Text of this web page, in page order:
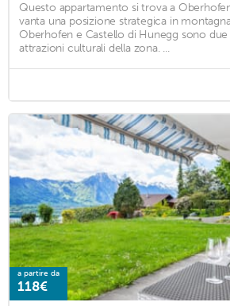
Questo appartamento si trova a
vanta una posizione strategica in
Oberhofen e Castello di Hunegg sono due
attrazioni culturali della zona. ...
a partire da
118€